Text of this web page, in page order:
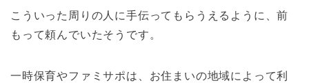
こういった周りの人に手伝ってもらうえるように、前
もって頼んでいたそうです。
一時保育やファミサポは、お住まいの地域によって利